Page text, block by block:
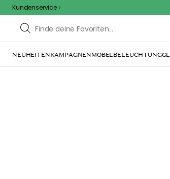
Kundenservice
NEUHEITENKAMPAGNENMÖBELBELEUCHTUNG